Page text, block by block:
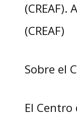
(CREAF)
Sobre el
El